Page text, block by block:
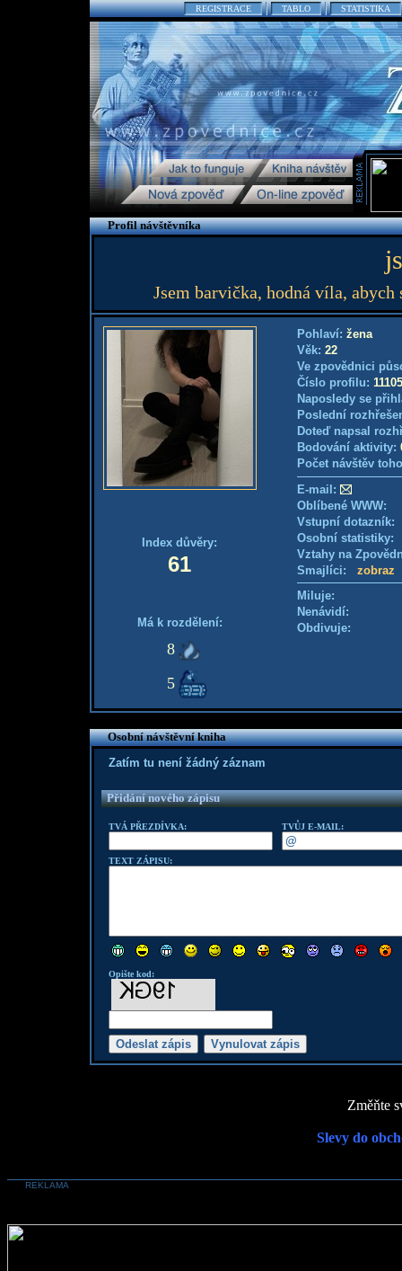
REGISTRACE TABLO STATISTIKA
Profil návštěvníka
Jsem barvička, hodná víla,
Index důvěry:
61
Má k rozdělení:
8
5
Pohlaví: žena
Věk: 22
Ve zpovědnici
Číslo profilu:
Naposledy se
Poslední
Doteď napsal
Bodování aktivity:
Počet návštěv
E-mail:
Oblíbené WWW:
Vstupní
Osobní
Vztahy na
Smajlíci: zobraz
Miluje:
Nenávidí:
Obdivuje:
Osobní návštěvní kniha
Zatím tu není žádný záznam
Přidání nového zápisu
TVÁ PŘEZDÍVKA: TVŮJ E-MAIL:
TEXT ZÁPISU:
Opište kod:
Změňte
Slevy do
REKLAMA